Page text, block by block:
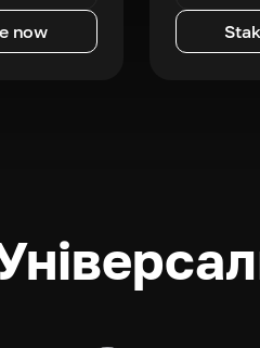
now